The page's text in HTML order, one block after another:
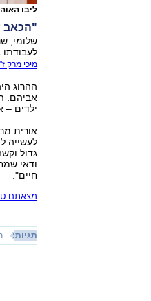
ליבו
"הכאב
מיכי מרק
ההרוג
אביהם.
ילדים –
אורית
לעשייה
גדול
ודאי
חיים".
מצאתם
תגיות: